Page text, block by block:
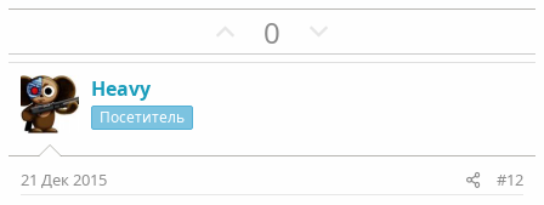
П
о
т
0
е
т
Heavy
Посетитель
21 Дек 2015 #12